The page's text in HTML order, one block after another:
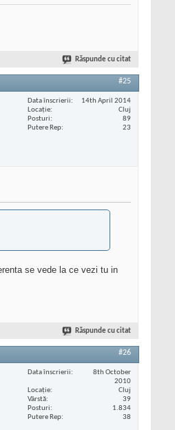
Răspunde cu citat
#25
Data înscrierii
14th April 2014
Locaţie
Cluj
Posturi
89
Putere Rep
23
se vede la ce vezi tu in
Răspunde cu citat
#26
Data înscrierii
8th October
2010
Locaţie
Cluj
Vârstă
39
Posturi
1.834
Putere Rep
38